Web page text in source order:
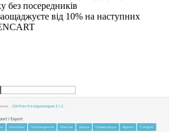
без посередників
від 10% на наступних